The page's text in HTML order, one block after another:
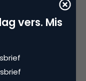
denkt over
vers. Mis